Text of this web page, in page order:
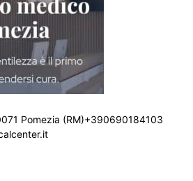
Pomezia (RM)+390690184103